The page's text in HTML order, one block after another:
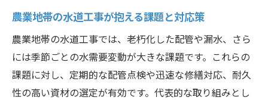
農業地帯の水道工事が抱える課題と対応策
農業地帯の水道工事では、老朽化した配管や漏水、さら
には季節ごとの水需要変動が大きな課題です。これらの
課題に対し、定期的な配管点検や迅速な修繕対応、耐久
性の高い資材の選定が有効です。代表的な取り組みとし